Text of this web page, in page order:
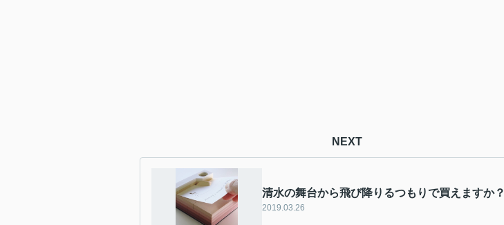
NEXT
清水の舞台から飛び降りるつもりで買えますか？
2019.03.26